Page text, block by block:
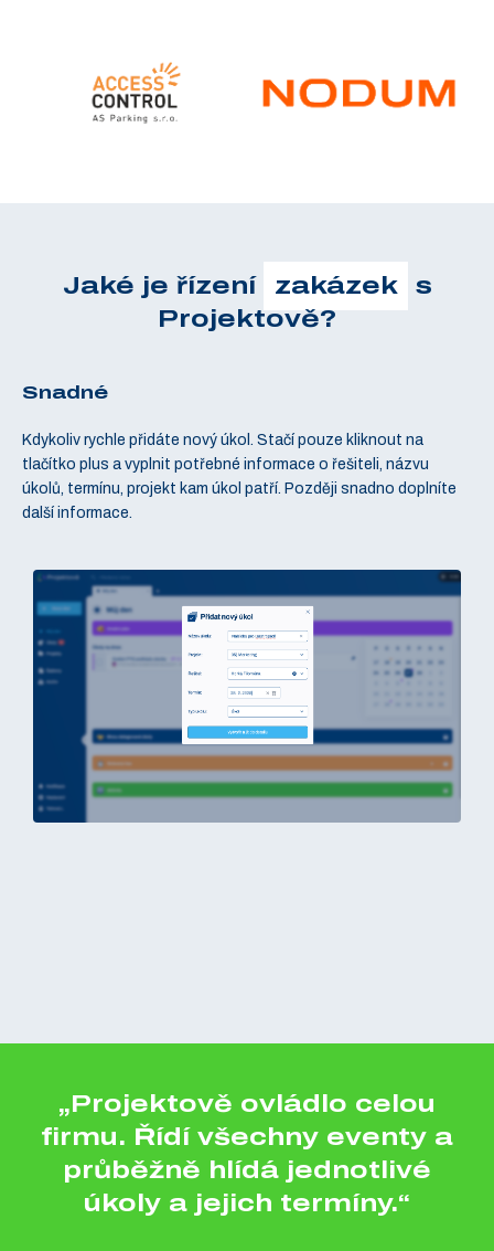
Jaké je řízení zakázek
s
Projektově?
Snadné
Kdykoliv rychle přidáte nový úkol. Stačí pouze kliknout na
tlačítko plus a vyplnit potřebné informace o řešiteli, názvu
úkolů, termínu, projekt kam úkol patří. Později snadno doplníte
další informace.
„Projektově ovládlo celou
firmu. Řídí všechny eventy a
průběžně hlídá jednotlivé
úkoly a jejich termíny.“